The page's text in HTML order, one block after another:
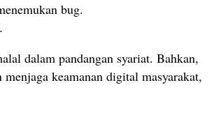
bug.
dalam pandangan syariat. Bahkan,
keamanan digital masyarakat,